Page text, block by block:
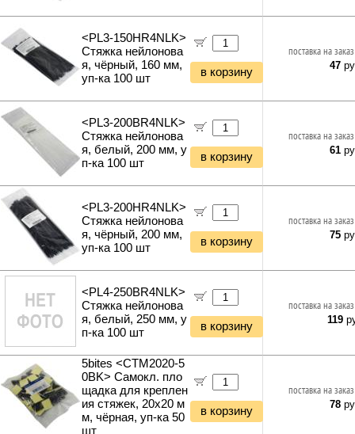
Отбойные молотки
Вибротехника
Бетономешалки
Садовые инструменты
Наборы инструментов
Хранение инструментов
Удлинители силовые
Фонари и мобильные светильники
Мультитулы и ножи
Инструменты и техника прочее
Гирлянды и гибкий неон
<PL3-150HR4NLK>
Стяжка нейлонова
я, чёрный, 160 мм,
уп-ка 100 шт
в корзину
поставка на
47
<PL3-200BR4NLK>
Стяжка нейлонова
я, белый, 200 мм, у
п-ка 100 шт
в корзину
поставка на
61
<PL3-200HR4NLK>
Стяжка нейлонова
я, чёрный, 200 мм,
уп-ка 100 шт
в корзину
поставка на
75
<PL4-250BR4NLK>
Стяжка нейлонова
я, белый, 250 мм, у
п-ка 100 шт
в корзину
поставка на
119
5bites <CTM2020-5
0BK> Самокл. пло
щадка для креплен
ия стяжек, 20х20 м
м, чёрная, уп-ка 50
шт
в корзину
поставка на
78